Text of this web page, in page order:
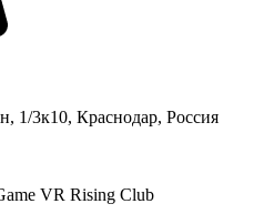
1/3к10, Краснодар, Россия
VR Rising Club